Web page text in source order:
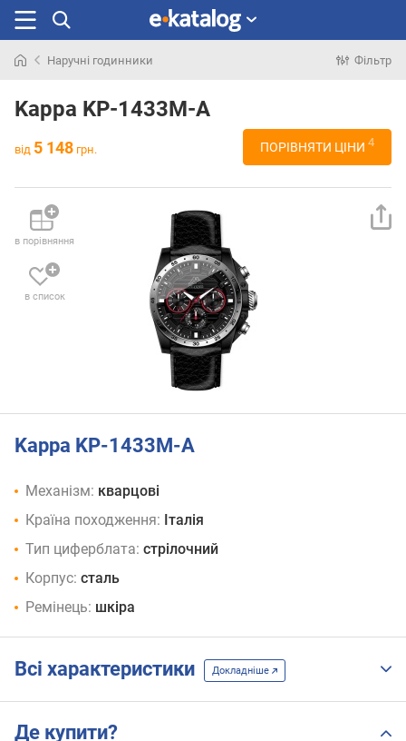
раніше
Наручні годинники Фільтр
Kappa KP-1433M-A
від 5 148 грн. ПОРІВНЯТИ ЦІНИ 4
в порівняння
в список
Kappa KP-1433M-A
Механізм: кварцові
Країна походження: Італія
Тип циферблата: стрілочний
Корпус: сталь
Ремінець: шкіра
Всі характеристики Докладніше
Де купити?